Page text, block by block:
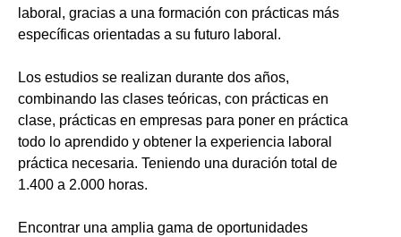
laboral, gracias a una formación con prácticas más
específicas orientadas a su futuro laboral.
Los estudios se realizan durante dos años,
combinando las clases teóricas, con prácticas en
clase, prácticas en empresas para poner en práctica
todo lo aprendido y obtener la experiencia laboral
práctica necesaria. Teniendo una duración total de
1.400 a 2.000 horas.
Encontrar una amplia gama de oportunidades